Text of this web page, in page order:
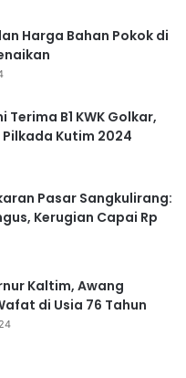
Harga Bahan Pokok di
Terima B1 KWK Golkar,
Kutim 2024
Pasar Sangkulirang:
Kerugian Capai Rp
Kaltim, Awang
di Usia 76 Tahun